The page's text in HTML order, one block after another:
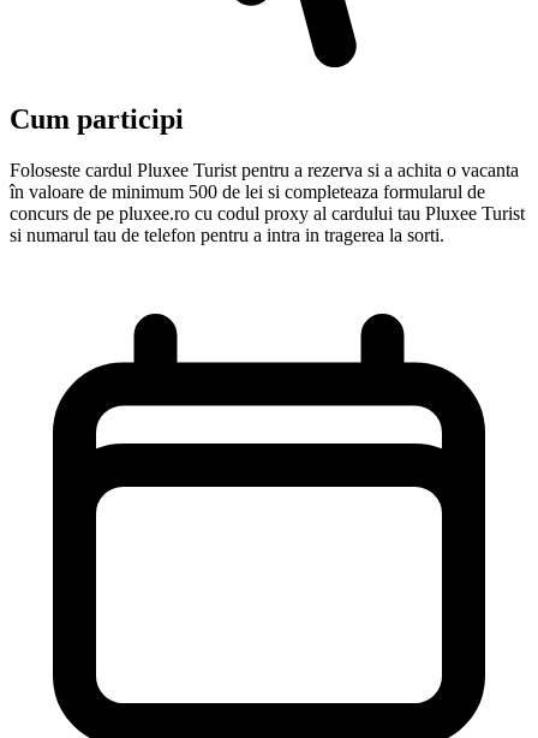
Cum participi
Foloseste cardul Pluxee Turist pentru a rezerva si a achita o vacanta
în valoare de minimum 500 de lei si completeaza formularul de
concurs de pe pluxee.ro cu codul proxy al cardului tau Pluxee Turist
si numarul tau de telefon pentru a intra in tragerea la sorti.